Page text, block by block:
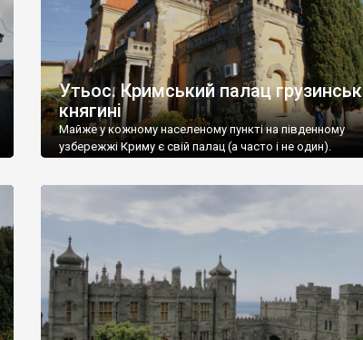
Утьос. Кримський палац
княгині
Майже у кожному населеному пункті на південному
узбережжі Криму є свій палац (а часто і не один).